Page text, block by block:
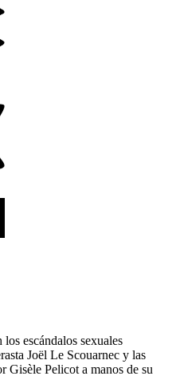
escándalos sexuales
Joël Le Scouarnec y las
Gisèle Pelicot a manos de su